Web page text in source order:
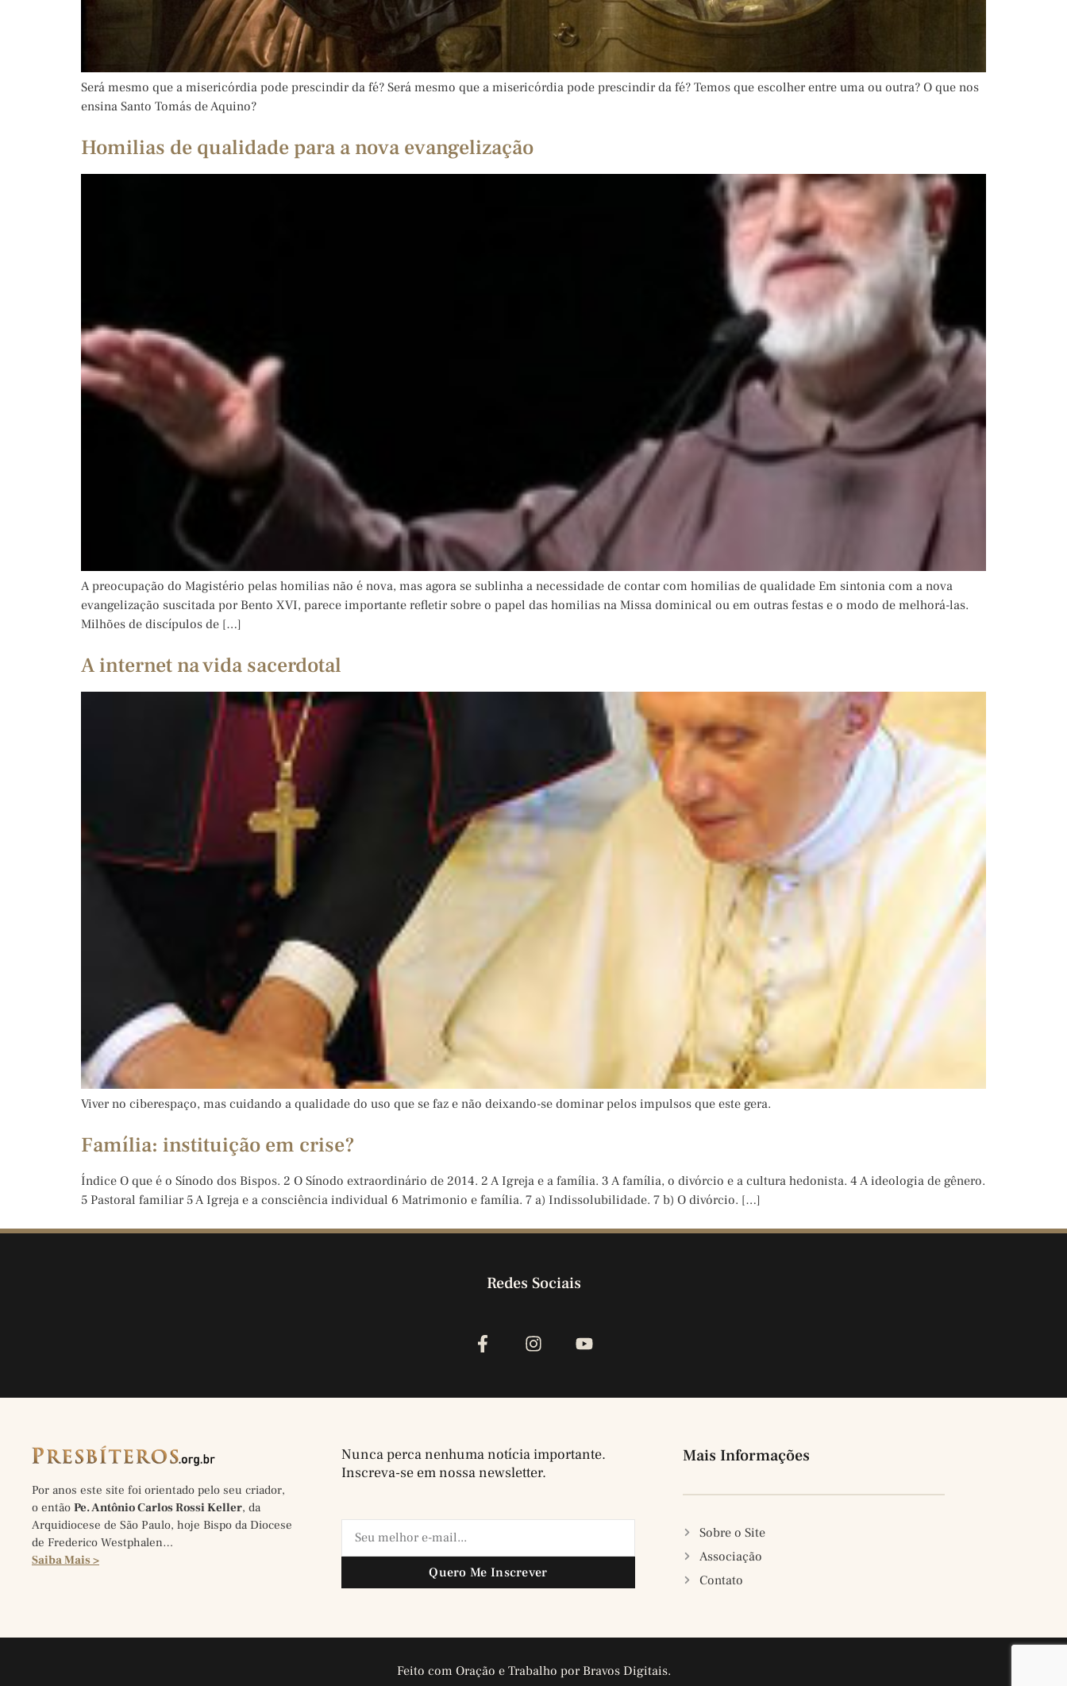
Será mesmo que a misericórdia pode prescindir da fé? Será mesmo que a misericórdia pode prescindir da fé? Temos que escolher entre uma ou outra? O que nos
ensina Santo Tomás de Aquino?
Homilias de qualidade para a nova evangelização
A preocupação do Magistério pelas homilias não é nova, mas agora se sublinha a necessidade de contar com homilias de qualidade Em sintonia com a nova
evangelização suscitada por Bento XVI, parece importante refletir sobre o papel das homilias na Missa dominical ou em outras festas e o modo de melhorá-las.
Milhões de discípulos de […]
A internet na vida sacerdotal
Viver no ciberespaço, mas cuidando a qualidade do uso que se faz e não deixando-se dominar pelos impulsos que este gera.
Família: instituição em crise?
Índice O que é o Sínodo dos Bispos. 2 O Sínodo extraordinário de 2014. 2 A Igreja e a família. 3 A família, o divórcio e a cultura hedonista. 4 A ideologia de gênero.
5 Pastoral familiar 5 A Igreja e a consciência individual 6 Matrimonio e família. 7 a) Indissolubilidade. 7 b) O divórcio. […]
Redes Sociais
Por anos este site foi orientado pelo seu criador,
o então Pe. Antônio Carlos Rossi Keller, da
Arquidiocese de São Paulo, hoje Bispo da Diocese
de Frederico Westphalen…
Saiba Mais >
Nunca perca nenhuma notícia importante.
Inscreva-se em nossa newsletter.
Quero Me Inscrever
Mais Informações
Sobre o Site
Associação
Contato
Feito com Oração e Trabalho por Bravos Digitais.